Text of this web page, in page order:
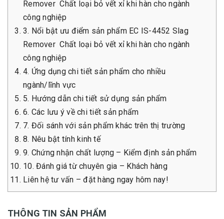
Remover Chất loại bỏ vết xỉ khi hàn cho ngành
công nghiệp
3. Nổi bật ưu điểm sản phẩm EC IS-4452 Slag
Remover Chất loại bỏ vết xỉ khi hàn cho ngành
công nghiệp ​​​​​​​
4. Ứng dụng chi tiết sản phẩm cho nhiều
ngành/lĩnh vực
5. Hướng dẫn chi tiết sử dụng sản phẩm
6. Các lưu ý về chi tiết sản phẩm
7. Đối sánh với sản phẩm khác trên thị trường
8. Nêu bật tính kinh tế
9. Chứng nhận chất lượng – Kiểm định sản phẩm
10. Đánh giá từ chuyên gia – Khách hàng
Liên hệ tư vấn – đặt hàng ngay hôm nay!
THÔNG TIN SẢN PHẨM